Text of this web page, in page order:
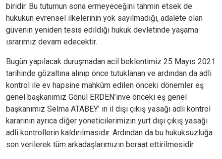
biridir. Bu tutumun sona ermeyeceğini tahmin etsek de
hukukun evrensel ilkelerinin yok sayılmadığı, adalete olan
güvenin yeniden tesis edildiği hukuk devletinde yaşama
ısrarımız devam edecektir.
Bugün yapılacak duruşmadan acil beklentimiz 25 Mayıs 2021
tarihinde gözaltına alınıp önce tutuklanan ve ardından da adli
kontrol ile ev hapsine mahkûm edilen önceki dönemler eş
genel başkanımız Gönül ERDEN’inve önceki eş genel
başkanımız Selma ATABEY’ in il dışı çıkış yasağı adli kontrol
kararının ayrıca diğer yöneticilerimizin yurt dışı çıkış yasağı
adli kontrollerin kaldırılmasıdır. Ardından da bu hukuksuzluğa
son verilerek tüm arkadaşlarımızın beraat ettirilmesidir.